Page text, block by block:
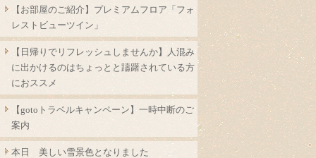
【お部屋のご紹介】プレミアムフロア「フォ
レストビューツイン」
【日帰りでリフレッシュしませんか】人混み
に出かけるのはちょっとと躊躇されている方
におススメ
【gotoトラベルキャンペーン】一時中断のご
案内
本日 美しい雪景色となりました